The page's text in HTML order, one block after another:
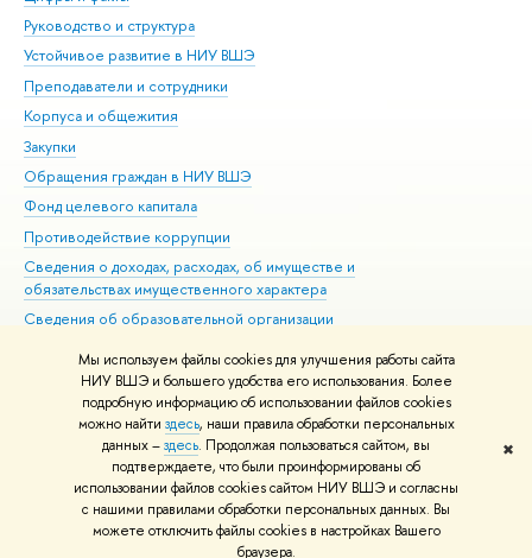
Мы используем файлы cookies для улучшения работы сайта
НИУ ВШЭ и большего удобства его использования. Более
подробную информацию об использовании файлов cookies
можно найти здесь, наши правила обработки персональных
данных –здесь. Продолжая пользоваться сайтом, вы
подтверждаете, что были проинформированы об
использовании файлов cookies сайтом НИУ ВШЭ и согласны
с нашими правилами обработки персональных данных. Вы
можете отключить файлы cookies в настройках Вашего
браузера.
✖
Руководство и структура
Устойчивое развитие в НИУ ВШЭ
Преподаватели и сотрудники
Корпуса и общежития
Закупки
Обращения граждан в НИУ ВШЭ
Фонд целевого капитала
Противодействие коррупции
Сведения о доходах, расходах, об имуществе и
обязательствах имущественного характера
Сведения об образовательной организации
Людям с ограниченными возможностями здоровья
Единая платежная страница
Работа в Вышке
© НИУ ВШЭ 1993–2026 Адреса и контакты Условия использования
материалов Политика конфиденциальности Карта сайта
Шрифты HSE Sans и HSE Slab разработаны вШколе дизайна НИУ ВШЭ